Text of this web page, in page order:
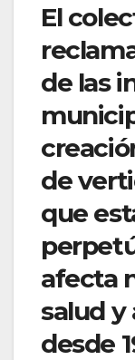
El
de las
de
que
afecta
salud y
desde